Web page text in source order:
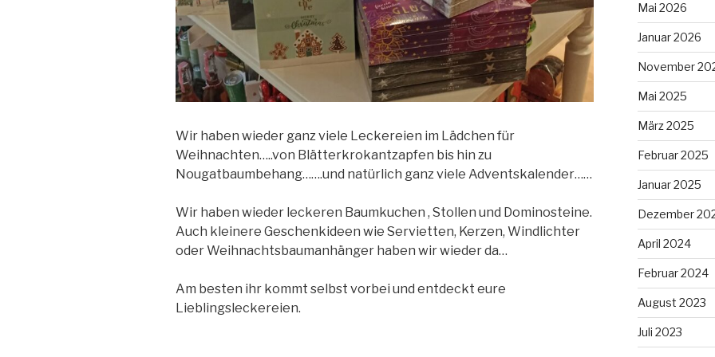
Wir haben wieder ganz viele Leckereien im Lädchen für
Weihnachten…..von Blätterkrokantzapfen bis hin zu
Nougatbaumbehang…….und natürlich ganz viele Adventskalender……
Wir haben wieder leckeren Baumkuchen , Stollen und Dominosteine.
Auch kleinere Geschenkideen wie Servietten, Kerzen, Windlichter
oder Weihnachtsbaumanhänger haben wir wieder da…
Am besten ihr kommt selbst vorbei und entdeckt eure
Lieblingsleckereien.
Mai 2026
Januar 2026
November
Mai 2025
März 2025
Februar 2025
Januar 2025
Dezember
April 2024
Februar 2024
August 2023
Juli 2023